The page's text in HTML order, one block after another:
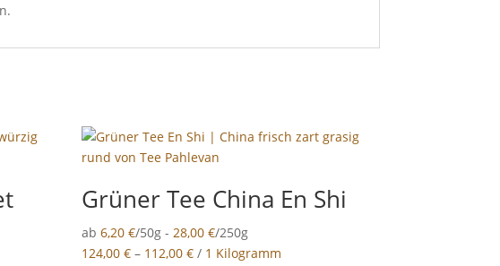
Grüner Tee China En Shi
ab6,20€/50g - 28,00€/250g
124,00€ – 112,00€ / 1 Kilogramm